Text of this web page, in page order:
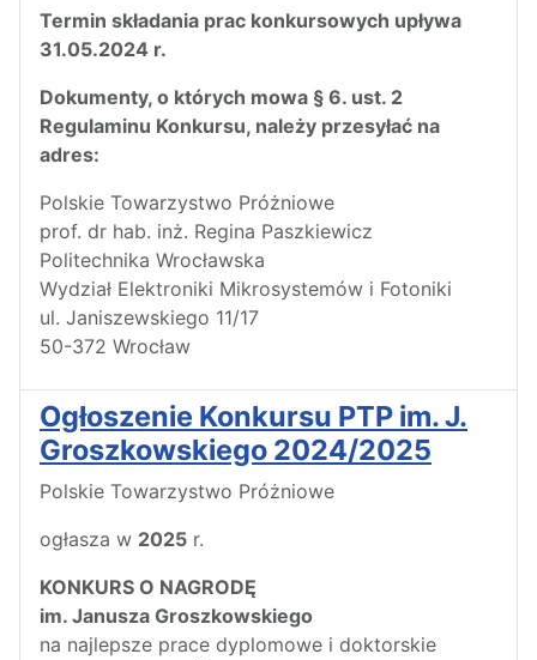
Termin składania prac konkursowych upływa
31.05.2024 r.
Dokumenty, o których mowa § 6. ust. 2
Regulaminu Konkursu, należy przesyłać na
adres:
Polskie Towarzystwo Próżniowe
prof. dr hab. inż. Regina Paszkiewicz
Politechnika Wrocławska
Wydział Elektroniki Mikrosystemów i Fotoniki
ul. Janiszewskiego 11/17
50-372 Wrocław
Ogłoszenie Konkursu PTP im. J.
Groszkowskiego 2024/2025
Polskie Towarzystwo Próżniowe
ogłasza w 2025 r.
KONKURS O NAGRODĘ
im. Janusza Groszkowskiego
na najlepsze prace dyplomowe i doktorskie